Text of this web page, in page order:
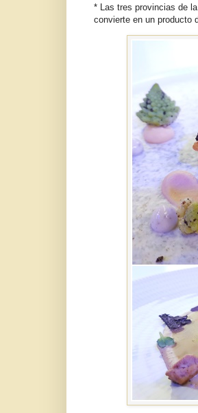
* Las tres provincias de la
convierte en un producto